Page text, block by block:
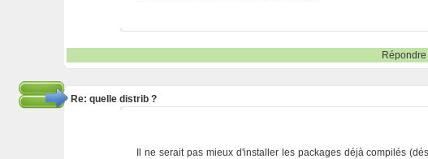
Répondre
Re: quelle distrib ?
Il ne serait pas mieux d'installer les packages déjà compilés